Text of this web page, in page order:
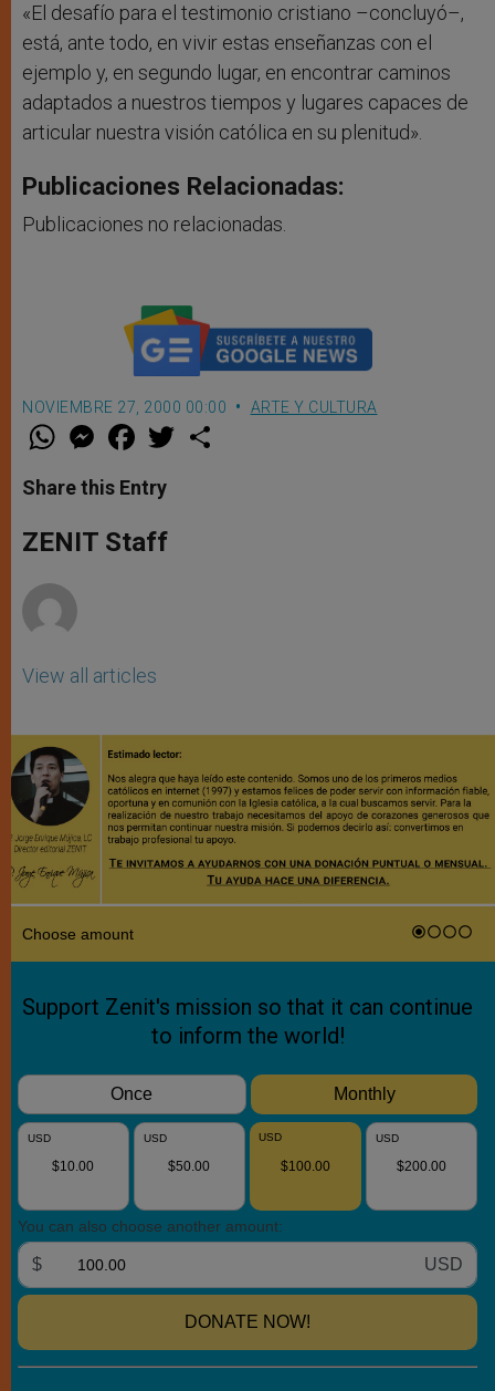
«El desafío para el testimonio cristiano –concluyó–,
está, ante todo, en vivir estas enseñanzas con el
ejemplo y, en segundo lugar, en encontrar caminos
adaptados a nuestros tiempos y lugares capaces de
articular nuestra visión católica en su plenitud».
Publicaciones Relacionadas:
Publicaciones no relacionadas.
NOVIEMBRE 27, 2000 00:00 ARTE Y CULTURA
W
t
s
p
p
M
e
s
e
g
e
F
a
e
b
o
k
w
Share this Entry
ZENIT Staff
View all articles